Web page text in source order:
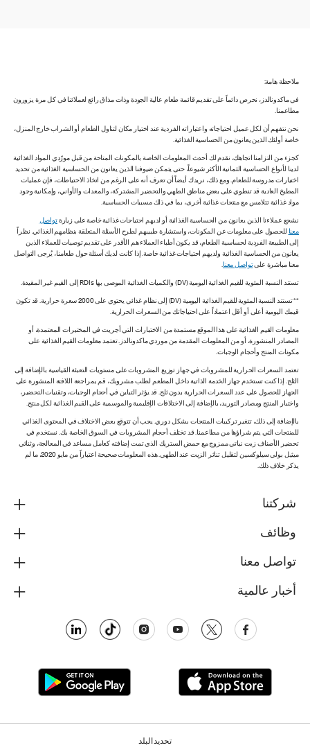
ملاحظة هامة:
في ماكدونالدز، نحرص دائماً على تقديم قائمة طعام عالية الجودة وذات مذاق رائع لعملائنا في كل مرة يزورون
مطاعمنا.
نحن نتفهم أن لكل عميل احتياجاته واعتباراته الفردية عند اختيار مكان لتناول الطعام أو الشراب خارج المنزل،
خاصة أولئك الذين يعانون من الحساسية الغذائية.
كجزء من التزامنا اتجاهك، نقدم لك أحدث المعلومات الخاصة بالمكونات المتاحة من قبل مورّدي المواد الغذائية
لدينا لأنواع الحساسية الثمانية الأكثر شيوعاً، حتى يتمكن ضيوفنا الذين يعانون من الحساسية الغذائية من تحديد
اختيارات مدروسة للطعام. ومع ذلك، نريدك أيضاً أن تعرف أنه على الرغم من اتخاذ الاحتياطات، فإن عمليات
المطبخ العادية قد تنطوي على بعض مناطق الطهي والتحضير المشتركة، والمعدات والأواني، وإمكانية وجود
مواد غذائية تتلامس مع منتجات غذائية أخرى، بما في ذلك مسببات الحساسية.
نشجع عملاءنا الذين يعانون من الحساسية الغذائية أو لديهم احتياجات غذائية خاصة على زيارةتواصل
معنا للحصول على معلومات عن المكونات، واستشارة طبيبهم لطرح الأسئلة المتعلقة بنظامهم الغذائي. نظراً
إلى الطبيعة الفردية لحساسية الطعام، قد يكون أطباء العملاء هم الأقدر على تقديم توصيات للعملاء الذين
يعانون من الحساسية الغذائية ولديهم احتياجات غذائية خاصة. إذا كانت لديك أسئلة حول طعامنا، يُرجى التواصل
معنا مباشرة علىتواصل معنا.
تستند النسبة المئوية للقيم الغذائية اليومية (DV) والكميات الغذائية الموصى بها RDIs إلى القيم غير المقيدة.
** تستند النسبة المئوية للقيم الغذائية اليومية (DV) إلى نظام غذائي يحتوي على 2000 سعرة حرارية. قد تكون
قيمك اليومية أعلى أو أقل اعتماداً على احتياجاتك من السعرات الحرارية.
معلومات القيم الغذائية على هذا الموقع مستمدة من الاختبارات التي أجريت في المختبرات المعتمدة، أو
المصادر المنشورة، أو من المعلومات المقدمة من موردي ماكدونالدز. تعتمد معلومات القيم الغذائية على
مكونات المنتج وأحجام الوجبات.
تعتمد السعرات الحرارية للمشروبات في جهاز توزيع المشروبات على مستويات التعبئة القياسية بالإضافة إلى
الثلج. إذا كنت تستخدم جهاز الخدمة الذاتية داخل المطعم لطلب مشروبك، قم بمراجعة اللافتة المنشورة على
الجهاز للحصول على عدد السعرات الحرارية بدون ثلج. قد يؤثر التباين في أحجام الوجبات، وتقنيات التحضير،
واختبار المنتج ومصادر التوريد، بالإضافة إلى الاختلافات الإقليمية والموسمية على القيم الغذائية لكل منتج.
بالإضافة إلى ذلك، تتغير تركيبات المنتجات بشكل دوري. يجب أن تتوقع بعض الاختلاف في المحتوى الغذائي
للمنتجات التي يتم شراؤها من مطاعمنا. قد تختلف أحجام المشروبات في السوق الخاصة بك. نستخدم في
تحضير الأصناف زيت نباتي ممزوج مع حمض الستريك الذي تمت إضافته كعامل مساعد في المعالجة، وثنائي
ميثيل بولي سيلوكسين لتقليل تناثر الزيت عند الطهي. هذه المعلومات صحيحة اعتباراً من مايو 2020، ما لم
يذكر خلاف ذلك.
شركتنا
وظائف
تواصل معنا
أخبار عالمية
تحديد البلد